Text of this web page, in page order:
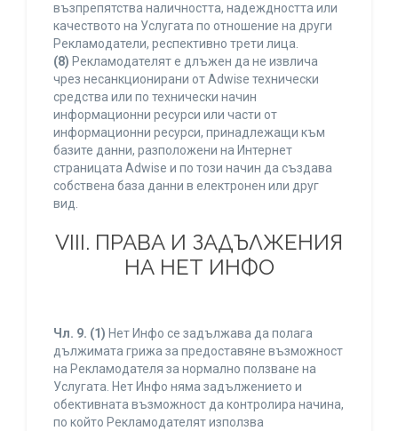
възпрепятства наличността, надеждността или
качеството на Услугата по отношение на други
Рекламодатели, респективно трети лица.
(8) Рекламодателят е длъжен да не извлича
чрез несанкционирани от Adwise технически
средства или по технически начин
информационни ресурси или части от
информационни ресурси, принадлежащи към
базите данни, разположени на Интернет
страницата Adwise и по този начин да създава
собствена база данни в електронен или друг
вид.
VIII. ПРАВА И ЗАДЪЛЖЕНИЯ
НА НЕТ ИНФО
Чл. 9. (1) Нет Инфо се задължава да полага
дължимата грижа за предоставяне възможност
на Рекламодателя за нормално ползване на
Услугата. Нет Инфо няма задължението и
обективната възможност да контролира начина,
по който Рекламодателят използва